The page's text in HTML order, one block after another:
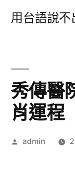
用台語說不
秀傳醫
肖運程
作
admin